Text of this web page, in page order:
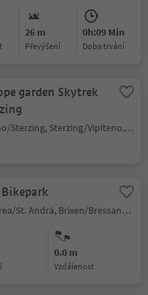
26 m
Převýšení
0h:09 Min
doba trvání
garden Skytrek
Vipiteno/Sterzing, Sterzing/Vipiteno, Sterzing/Vipiteno and environs
S. Andrea/St. Andrä, Brixen/Bressanone, Brixen/Bressanone and environs
0.0 m
vzdálenost